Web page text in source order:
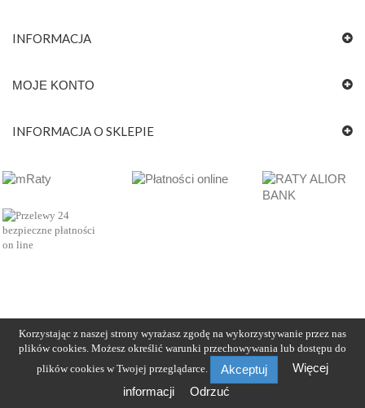
INFORMACJA
MOJE KONTO
INFORMACJA O SKLEPIE
Korzystając z naszej strony wyrażasz zgodę na wykorzystywanie przez nas
plików cookies. Możesz określić warunki przechowywania lub dostępu do
plików cookies w Twojej przeglądarce.
Akceptuj
Więcej
informacji
Odrzuć